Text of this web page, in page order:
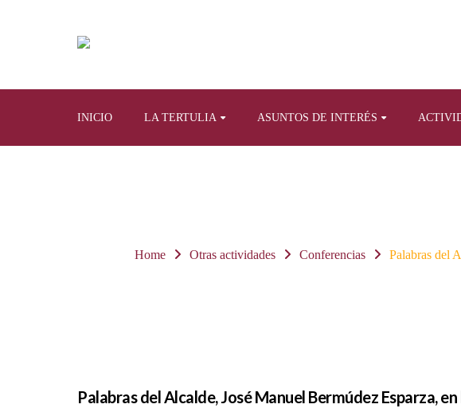
INICIO LA TERTULIA ASUNTOS DE INTERÉS
Home Otras actividades Conferencias Palabras del
Palabras del Alcalde, José Manuel Bermúdez Esparza,